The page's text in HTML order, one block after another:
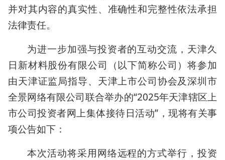
并对其内容的真实性、准确性和完整性依法承担
法律责任。
为进一步加强与投资者的互动交流，天津久
日新材料股份有限公司（以下简称公司）将参加
由天津证监局指导、天津上市公司协会及深圳市
全景网络有限公司联合举办的“2025年天津辖区上
市公司投资者网上集体接待日活动”，现将有关事
项公告如下：
本次活动将采用网络远程的方式举行，投资